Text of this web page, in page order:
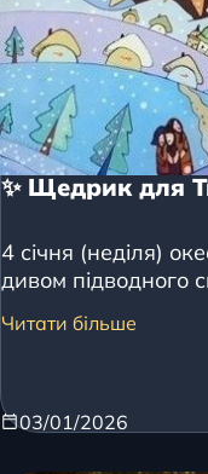
✨ Щедрик для
4 січня (неділя)
дивом підводного
Читати більше
03/01/2026